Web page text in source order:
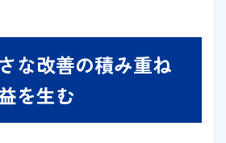
な改善の積み重ね
を生む